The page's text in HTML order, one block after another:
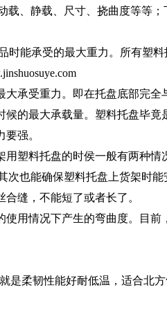
载、静载、尺寸、挠曲度等等
能承受的最大重力。所有塑
承受重力。即在托盘底部完全
的最大承载量。塑料托盘毕
强。
塑料托盘的时侯一般有两种
次也能确保塑料托盘上货架时
缝，不能短了或者长了。
用情况下产生的弯曲度。目前
是柔韧性能好耐低温，适合北